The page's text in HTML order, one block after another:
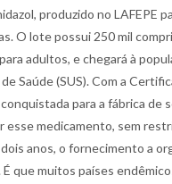
produzido no LAFEPE
O lote possui 250 mil
adultos, e chegará à
Saúde (SUS). Com a
para a fábrica de
esse medicamento, sem
anos, o fornecimento a
que muitos países